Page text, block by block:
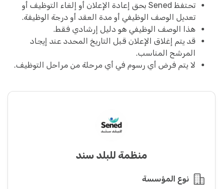
تحتفظ Sened بحق إعادة الإعلان أو إلغاء التوظيف أو
تعديل الوصف الوظيفي أو مدة العقد أو درجة الوظيفة.
هذا الوصف الوظيفي هو دليل إرشادي فقط.
قد يتم إغلاق الإعلان قبل التاريخ المحدد عند إيجاد
المرشح المناسب.
لا يتم فرض أي رسوم في أي مرحلة من مراحل التوظيف.
منظمة للبلد سند
نوع المؤسسة